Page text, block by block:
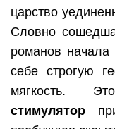
царство
Словно
романов начала
себе строгую
мягкость.
стимулятор